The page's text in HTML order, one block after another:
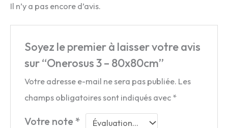
Il n’y a pas encore d’avis.
Soyez le premier à laisser votre avis
sur “Onerosus 3 – 80x80cm”
Votre adresse e-mail ne sera pas publiée. Les
champs obligatoires sont indiqués avec *
Votre note*